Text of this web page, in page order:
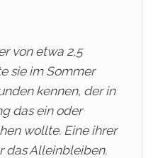
von etwa 2,5
sie im Sommer
kennen, der in
das ein oder
wollte. Eine ihrer
das Alleinbleiben.